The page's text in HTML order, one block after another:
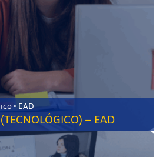
Piumhi-MG • Tecnológico • EAD
– EAD